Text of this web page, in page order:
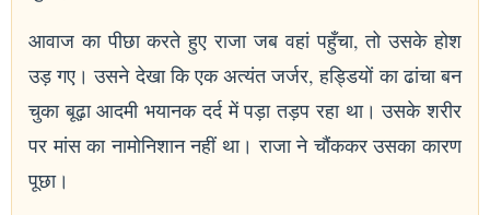
आवाज का पीछा करते हुए राजा जब वहां पहुँचा, तो उसके होश
उड़ गए। उसने देखा कि एक अत्यंत जर्जर, हड्डियों का ढांचा बन
चुका बूढ़ा आदमी भयानक दर्द में पड़ा तड़प रहा था। उसके शरीर
पर मांस का नामोनिशान नहीं था। राजा ने चौंककर उसका कारण
पूछा।